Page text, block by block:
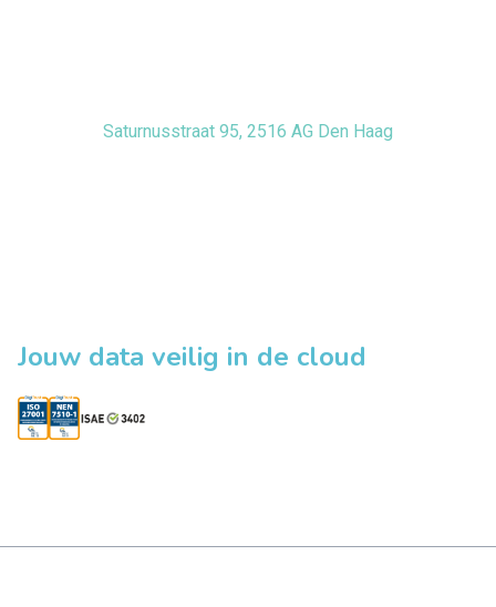
Saturnusstraat 95, 2516 AG Den Haag
Jouw data veilig in de cloud